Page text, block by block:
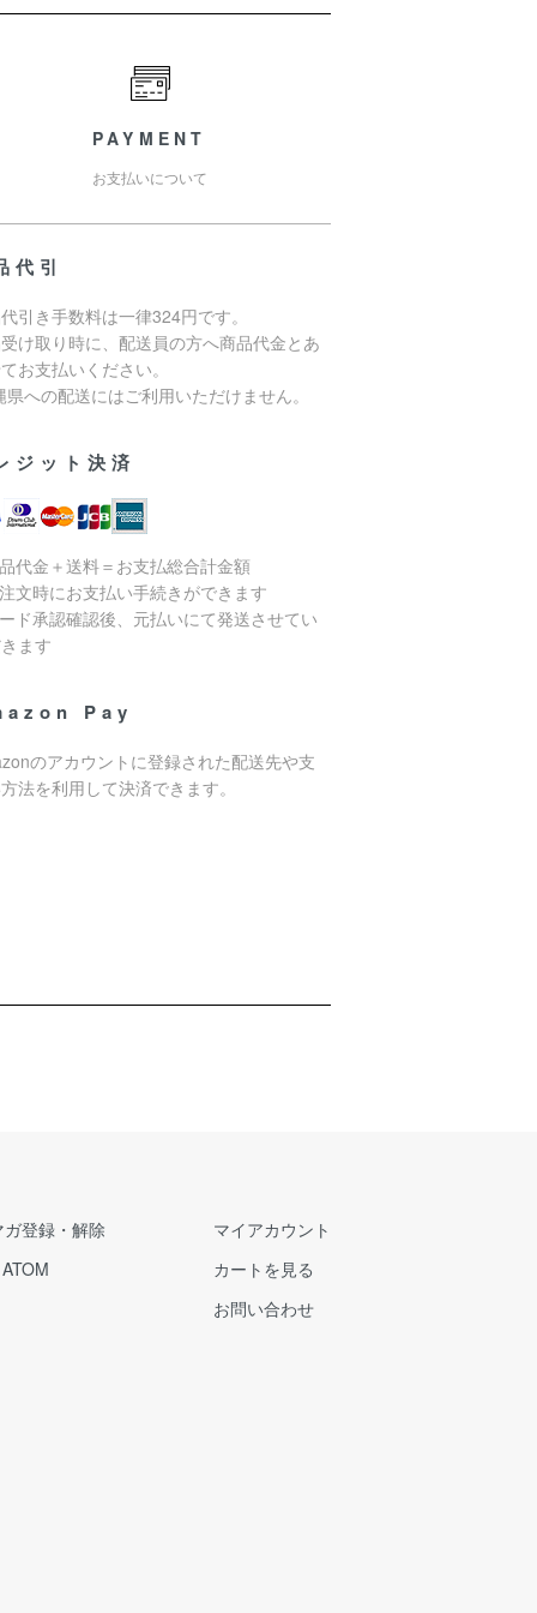
PAYMENT
お支払いについて
代引
引き手数料は一律324円です。
け取り時に、配送員の方へ商品代金とあ
お支払いください。
県への配送にはご利用いただけません。
ジット決済
代金＋送料＝お支払総合計金額
文時にお支払い手続きができます
ド承認確認後、元払いにて発送させてい
ます
Pay
のアカウントに登録された配送先や支
法を利用して決済できます。
ガ登録・解除
ATOM
マイアカウント
カートを見る
お問い合わせ